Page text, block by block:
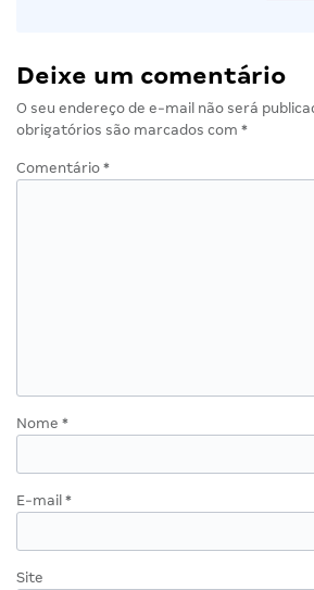
Deixe um comentário
O seu endereço de e-mail não será
obrigatórios são marcados com *
Comentário *
Nome *
E-mail *
Site